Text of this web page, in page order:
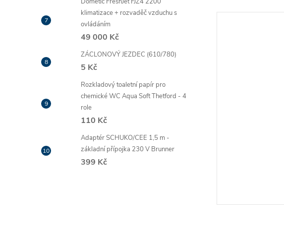
klimatizace + rozvaděč vzduchu s
ovládáním
49 000 Kč
ZÁCLONOVÝ JEZDEC (610/780)
5 Kč
Rozkladový toaletní papír pro
chemické WC Aqua Soft Thetford - 4
role
110 Kč
Adaptér SCHUKO/CEE 1,5 m -
základní přípojka 230 V Brunner
399 Kč